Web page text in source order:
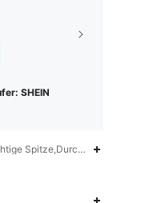
SHEIN
Spitze,Durchsichtig